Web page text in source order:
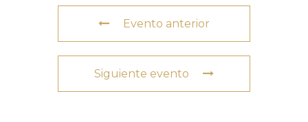
Evento anterior
Siguiente evento